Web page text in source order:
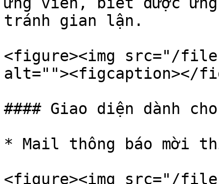
tránh gian lận.
<figure><img src="/
alt=""><figcaption></
#### Giao diện dành
* Mail thông báo mời
<figure><img src="/files/